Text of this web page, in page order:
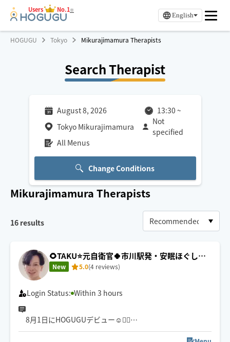
Users No.1※
English
HOGUGU Tokyo Mikurajimamura Therapists
Search Therapist
August 8, 2026 13:30 ~
Tokyo Mikurajimamura
Not
specified
All Menus
Change Conditions
Mikurajimamura Therapists
16 results
🌻TAKU⭐️元自衛官🍀市川駅発・安眠ほぐし＆
リンパオイル
New 5.0(4 reviews)
Login Status: Within 3 hours
8月1日にHOGUGUデビュー☺🙇‍♂️
９０分オイルトリートメントがオススメです🙇‍♂️